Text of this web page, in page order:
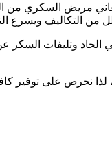
مريض السكري من
من التكاليف ويسرع
الحاد وتليفات
، لذا نحرص على توفير